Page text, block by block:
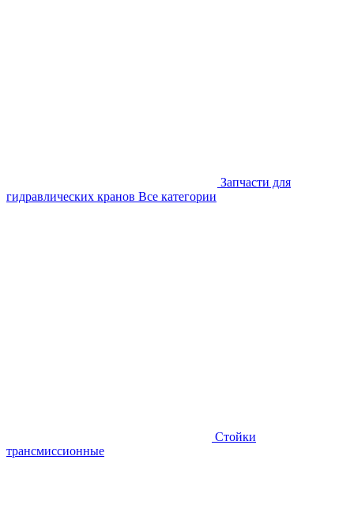
Запчасти для
гидравлических кранов Все категории
Стойки
трансмиссионные